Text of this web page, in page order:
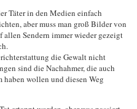
Täter in den Medien einfach
aber muss man groß Bilder von
allen Sendern immer wieder gezeigt
die Gewalt nicht
sind die Nachahmer, die auch
wollen und diesen Weg